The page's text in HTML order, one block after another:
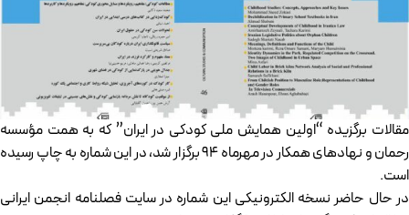
مقالات برگزیده “اولین همایش ملی کودکی در ایران” که به همت مؤسسه
رحمان و نهادهای همکار در مهرماه 94 برگزار شد، در این شماره به چاپ رسیده
است.
در حال حاضر نسخه الکترونیکی این شماره در سایت فصلنامه انجمن ایرانی